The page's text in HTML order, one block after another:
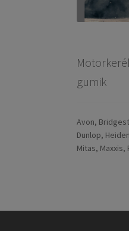
gumik
Avon,
Dunlop,
Mitas, Maxxis,